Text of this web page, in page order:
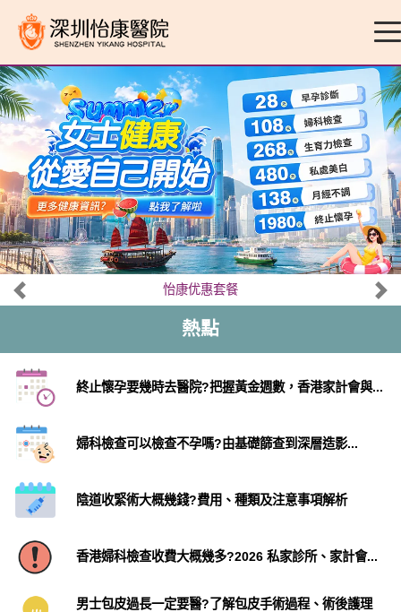
怡康优惠套餐
熱點
終止懷孕要幾時去醫院?把握黃金週數，香港家計會與...
婦科檢查可以檢查不孕嗎?由基礎篩查到深層造影...
陰道收緊術大概幾錢?費用、種類及注意事項解析
香港婦科檢查收費大概幾多?2026 私家診所、家計會...
男士包皮過長一定要醫?了解包皮手術過程、術後護理